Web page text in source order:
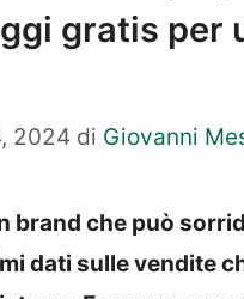
gratis per
2024 di Giovanni
brand che può
dati sulle vendite